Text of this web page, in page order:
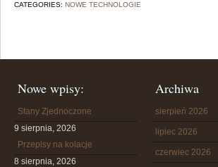
CATEGORIES: NOWE TECHNOLOGIE
Nowe wpisy:
Stany Zjednoczone
9 sierpnia, 2026
Przepisy na kolacje
8 sierpnia, 2026
Archiwa
sierpień 2026
lipiec 2026
czerwiec 2026